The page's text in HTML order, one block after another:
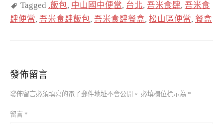
Tagged .飯包, 中山國中便當, 台北, 吾米食肆, 吾米食
肆便當, 吾米食肆飯包, 吾米食肆餐盒, 松山區便當, 餐盒
發佈留言
發佈留言必須填寫的電子郵件地址不會公開。 必填欄位標示為 *
留言 *